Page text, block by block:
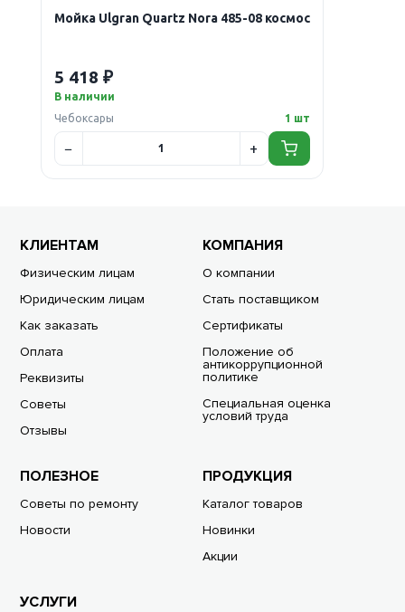
Мойка Ulgran Quartz Nora 485-08 космос
5 418 ₽
В наличии
Чебоксары
1 шт
КЛИЕНТАМ
Физическим лицам
Юридическим лицам
Как заказать
Оплата
Реквизиты
Советы
Отзывы
КОМПАНИЯ
О компании
Стать поставщиком
Сертификаты
Положение об
антикоррупционной
политике
Специальная оценка
условий труда
ПОЛЕЗНОЕ
Советы по ремонту
Новости
ПРОДУКЦИЯ
Каталог товаров
Новинки
Акции
УСЛУГИ